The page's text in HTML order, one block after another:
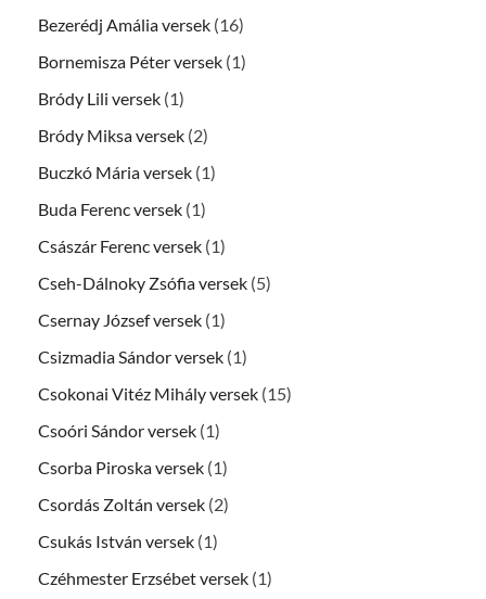
Bezerédj Amália versek (16)
Bornemisza Péter versek (1)
Bródy Lili versek (1)
Bródy Miksa versek (2)
Buczkó Mária versek (1)
Buda Ferenc versek (1)
Császár Ferenc versek (1)
Cseh-Dálnoky Zsófia versek (5)
Csernay József versek (1)
Csizmadia Sándor versek (1)
Csokonai Vitéz Mihály versek (15)
Csoóri Sándor versek (1)
Csorba Piroska versek (1)
Csordás Zoltán versek (2)
Csukás István versek (1)
Czéhmester Erzsébet versek (1)